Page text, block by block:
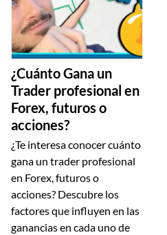
¿Cuánto Gana un
Trader profesional en
Forex, futuros o
acciones?
¿Te interesa conocer cuánto
gana un trader profesional
en Forex, futuros o
acciones? Descubre los
factores que influyen en las
ganancias en cada uno de